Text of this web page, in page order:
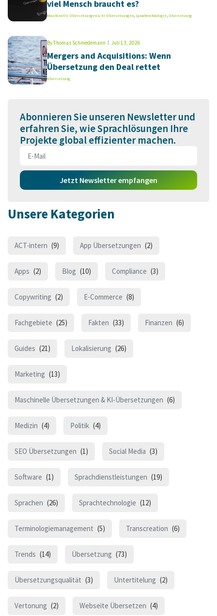
viel Mensch braucht es?
Maschinelle Übersetzungen & KI-Übersetzungen, Sprachtechnologie, Übersetzung
ByThomas Schmedemann Juli 13, 2026
Mergers and Acquisitions: Wenn
Übersetzung den Deal rettet
Übersetzung
Abonnieren Sie unseren Newsletter und
erfahren Sie, wie Sprachlösungen Ihre
Projekte global effizienter machen.
Jetzt Newsletter empfangen
Unsere Kategorien
ACT-intern (9) App Übersetzungen (2)
Apps (2) Blog (10) Compliance (3)
Copywriting (2) E-Commerce (8)
Fachgebiete (25) Fakten (33) Finanzen (6)
Guides (21) Lokalisierung (26)
Marketing (13)
Maschinelle Übersetzungen & KI-Übersetzungen (6)
Medizin (4) Politik (4)
SEO Übersetzungen (1) Social Media (3)
Software (1) Sprachdienstleistungen (19)
Sprachen (26) Sprachtechnologie (12)
Terminologiemanagement (5) Transcreation (6)
Trends (14) Übersetzung (73)
Übersetzungsqualität (3) Untertitelung (2)
Vertonung (2) Webseite Übersetzen (4)